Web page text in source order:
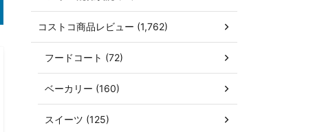
コストコ商品レビュー (1,762)
フードコート (72)
ベーカリー (160)
スイーツ (125)